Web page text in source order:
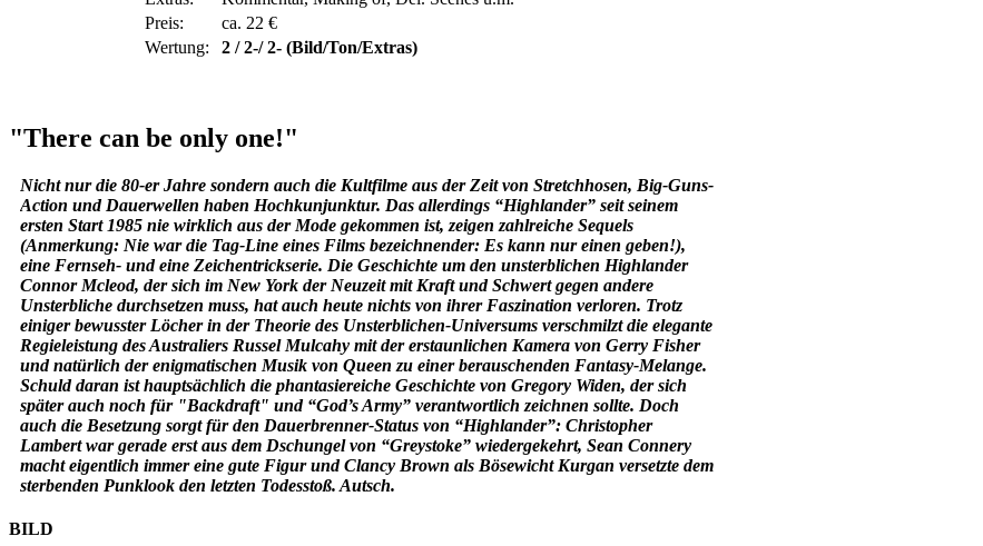
Preis:
ca. 22 €
Wertung:
2 / 2-/ 2- (Bild/Ton/Extras)
"There can be only one!"
Nicht nur die 80-er Jahre sondern auch die Kultfilme aus der Zeit von Stretchhosen, Big-Guns-
Action und Dauerwellen haben Hochkunjunktur. Das allerdings “Highlander” seit seinem
ersten Start 1985 nie wirklich aus der Mode gekommen ist, zeigen zahlreiche Sequels
(Anmerkung: Nie war die Tag-Line eines Films bezeichnender: Es kann nur einen geben!),
eine Fernseh- und eine Zeichentrickserie. Die Geschichte um den unsterblichen Highlander
Connor Mcleod, der sich im New York der Neuzeit mit Kraft und Schwert gegen andere
Unsterbliche durchsetzen muss, hat auch heute nichts von ihrer Faszination verloren. Trotz
einiger bewusster Löcher in der Theorie des Unsterblichen-Universums verschmilzt die elegante
Regieleistung des Australiers Russel Mulcahy mit der erstaunlichen Kamera von Gerry Fisher
und natürlich der enigmatischen Musik von Queen zu einer berauschenden Fantasy-Melange.
Schuld daran ist hauptsächlich die phantasiereiche Geschichte von Gregory Widen, der sich
später auch noch für "Backdraft" und “God’s Army” verantwortlich zeichnen sollte. Doch
auch die Besetzung sorgt für den Dauerbrenner-Status von “Highlander”: Christopher
Lambert war gerade erst aus dem Dschungel von “Greystoke” wiedergekehrt, Sean Connery
macht eigentlich immer eine gute Figur und Clancy Brown als Bösewicht Kurgan versetzte dem
sterbenden Punklook den letzten Todesstoß. Autsch.
BILD